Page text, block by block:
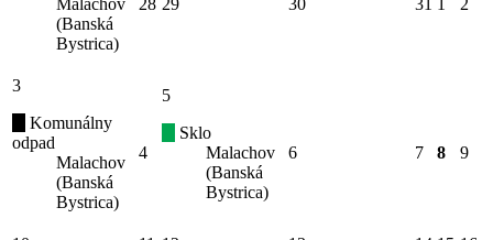
(Banská
Bystrica)
3
Komunálny
odpad
Malachov
(Banská
Bystrica)
4
5
Sklo
Malachov
(Banská
Bystrica)
6 7 8 9